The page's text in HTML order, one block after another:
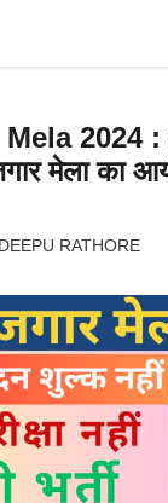
2024 :
मेला का
DEEPU RATHORE